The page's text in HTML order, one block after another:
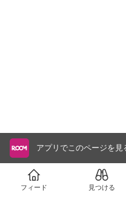
アプリでこのページを見
フィード 見つける